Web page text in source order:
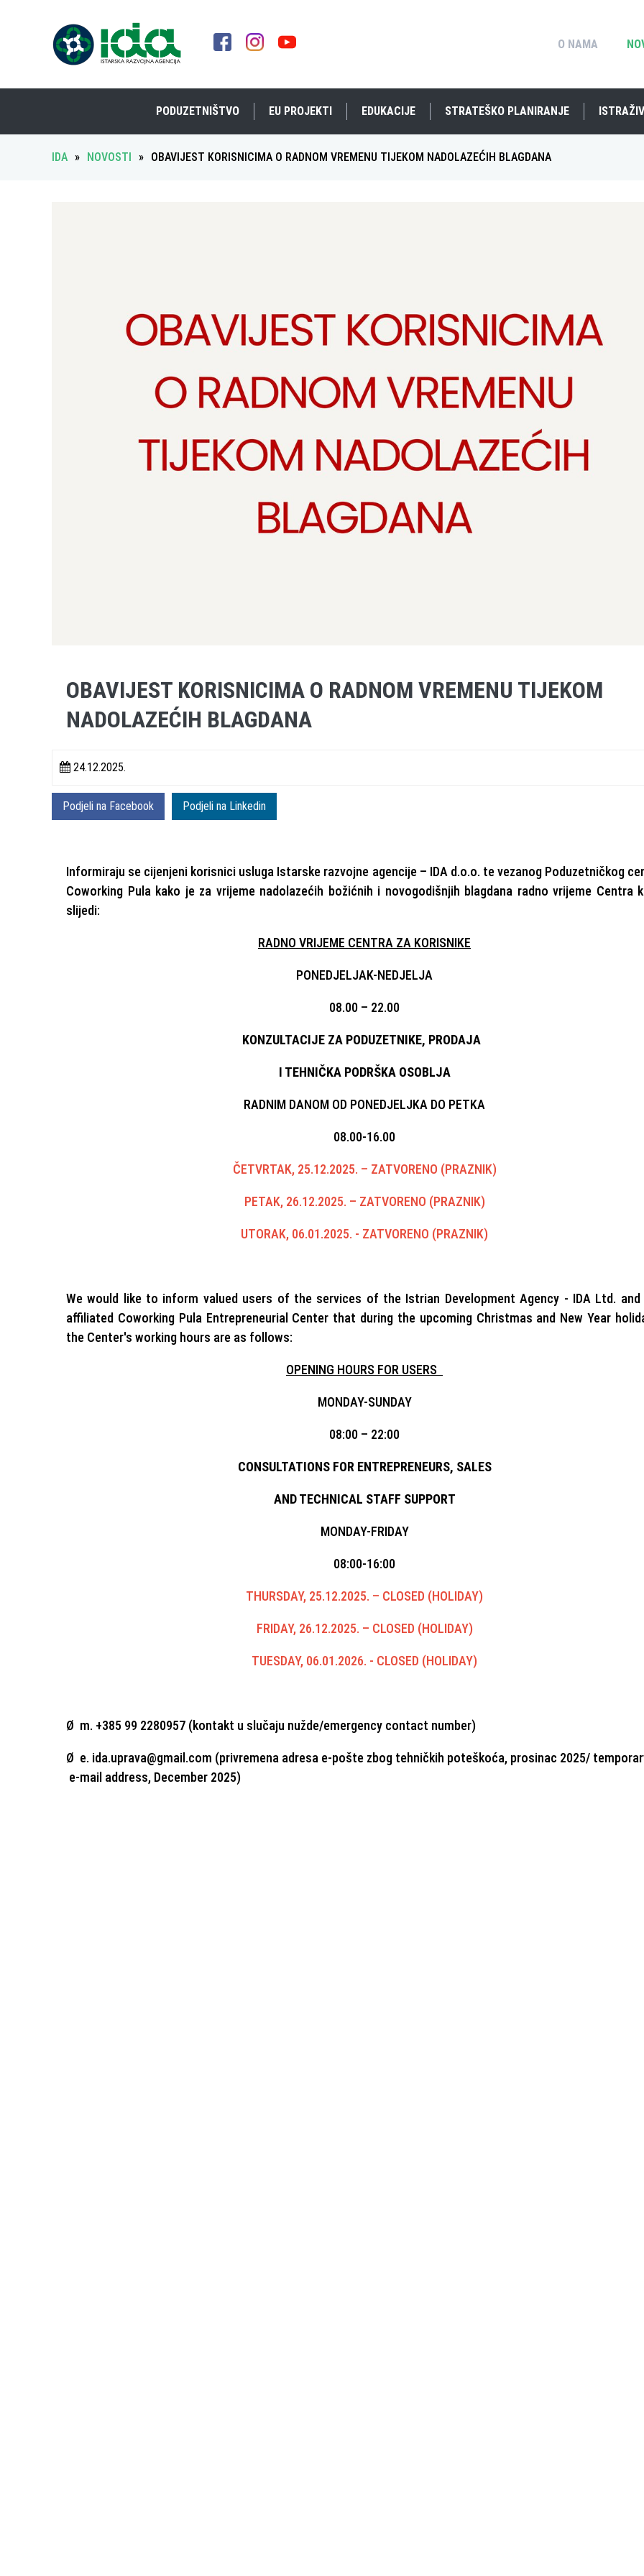
O NAMA
PODUZETNIŠTVO EU PROJEKTI EDUKACIJE STRATEŠKO PLANIRANJE
IDA » NOVOSTI » OBAVIJEST KORISNICIMA O RADNOM VREMENU TIJEKOM NADOLAZEĆIH BLAGDANA
OBAVIJEST KORISNICIMA O RADNOM VREMENU TIJEKOM
NADOLAZEĆIH BLAGDANA
24.12.2025.
Podjeli na Facebook Podjeli na Linkedin
Informiraju se cijenjeni korisnici usluga Istarske razvojne agencije – IDA d.o.o. te vezanog Poduzetničkog
Coworking Pula kako je za vrijeme nadolazećih božićnih i novogodišnjih blagdana radno vrijeme Centra
slijedi:
RADNO VRIJEME CENTRA ZA KORISNIKE
PONEDJELJAK-NEDJELJA
08.00 – 22.00
KONZULTACIJE ZA PODUZETNIKE, PRODAJA
I TEHNIČKA PODRŠKA OSOBLJA
RADNIM DANOM OD PONEDJELJKA DO PETKA
08.00-16.00
ČETVRTAK, 25.12.2025. – ZATVORENO (PRAZNIK)
PETAK, 26.12.2025. – ZATVORENO (PRAZNIK)
UTORAK, 06.01.2025. - ZATVORENO (PRAZNIK)
We would like to inform valued users of the services of the Istrian Development Agency - IDA Ltd.
affiliated Coworking Pula Entrepreneurial Center that during the upcoming Christmas and New Year
the Center's working hours are as follows:
OPENING HOURS FOR USERS
MONDAY-SUNDAY
08:00 – 22:00
CONSULTATIONS FOR ENTREPRENEURS, SALES
AND TECHNICAL STAFF SUPPORT
MONDAY-FRIDAY
08:00-16:00
THURSDAY, 25.12.2025. – CLOSED (HOLIDAY)
FRIDAY, 26.12.2025. – CLOSED (HOLIDAY)
TUESDAY, 06.01.2026. - CLOSED (HOLIDAY)
Ø m. +385 99 2280957 (kontakt u slučaju nužde/emergency contact number)
Ø e. ida.uprava@gmail.com (privremena adresa e-pošte zbog tehničkih poteškoća, prosinac 2025/
e-mail address, December 2025)